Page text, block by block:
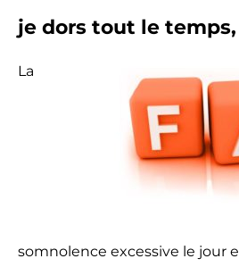
je dors tout le
La
somnolence excessive le jour